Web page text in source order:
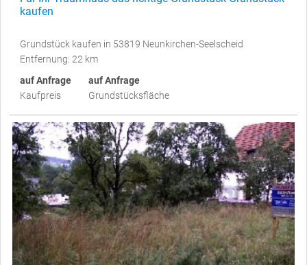
kaufen
Grundstück kaufen in 53819 Neunkirchen-Seelscheid
Entfernung: 22 km
auf Anfrage
Kaufpreis
auf Anfrage
Grundstücksfläche